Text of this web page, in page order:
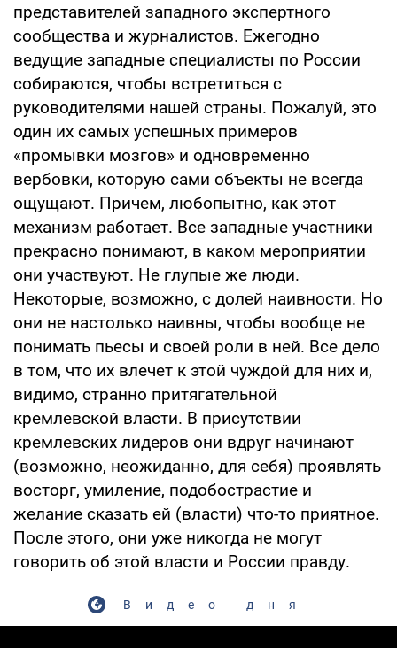
представителей западного экспертного
сообщества и журналистов. Ежегодно
ведущие западные специалисты по России
собираются, чтобы встретиться с
руководителями нашей страны. Пожалуй, это
один их самых успешных примеров
«промывки мозгов» и одновременно
вербовки, которую сами объекты не всегда
ощущают. Причем, любопытно, как этот
механизм работает. Все западные участники
прекрасно понимают, в каком мероприятии
они участвуют. Не глупые же люди.
Некоторые, возможно, с долей наивности. Но
они не настолько наивны, чтобы вообще не
понимать пьесы и своей роли в ней. Все дело
в том, что их влечет к этой чуждой для них и,
видимо, странно притягательной
кремлевской власти. В присутствии
кремлевских лидеров они вдруг начинают
(возможно, неожиданно, для себя) проявлять
восторг, умиление, подобострастие и
желание сказать ей (власти) что-то приятное.
После этого, они уже никогда не могут
говорить об этой власти и России правду.
Видео дня